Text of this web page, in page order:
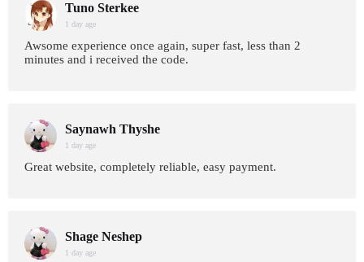
Tuno Sterkee
1 day age
Awsome experience once again, super fast, less than 2
minutes and i received the code.
Saynawh Thyshe
1 day age
Great website, completely reliable, easy payment.
Shage Neshep
1 day age